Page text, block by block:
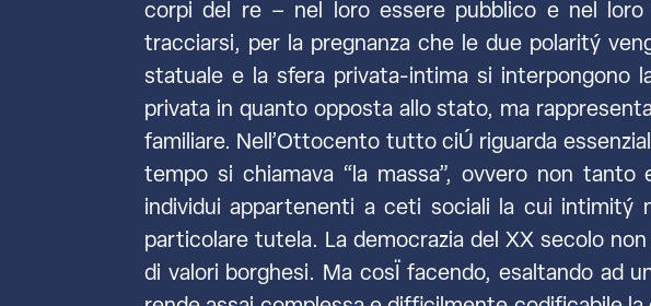
corpi del re – nel loro essere pubblico e nel
tracciarsi, per la pregnanza che le due polaritý
statuale e la sfera privata-intima si interpongono
privata in quanto opposta allo stato, ma
familiare. Nell’Ottocento tutto ciÚ riguarda
tempo si chiamava “la massa”, ovvero non
individui appartenenti a ceti sociali la cui intimitý
particolare tutela. La democrazia del XX secolo
di valori borghesi. Ma cosÏ facendo, esaltando ad